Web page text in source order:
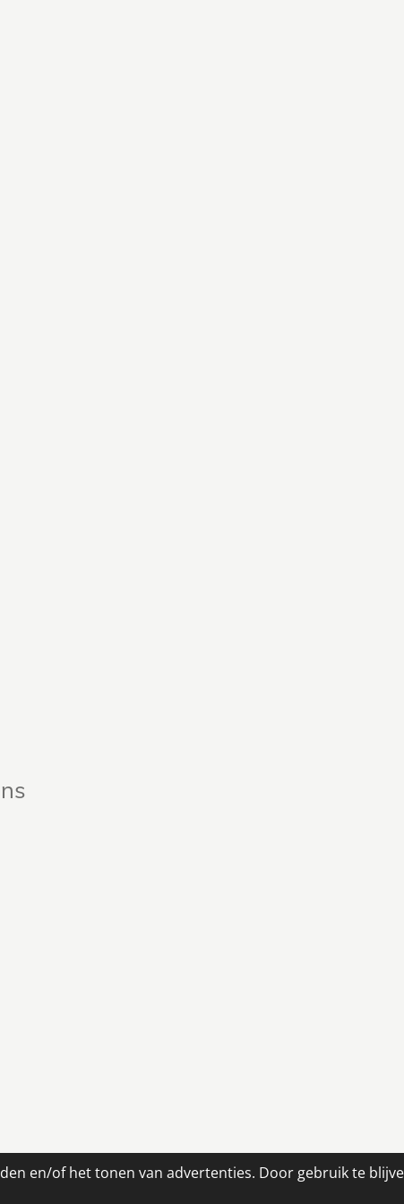
en/of het tonen van advertenties. Door gebruik te